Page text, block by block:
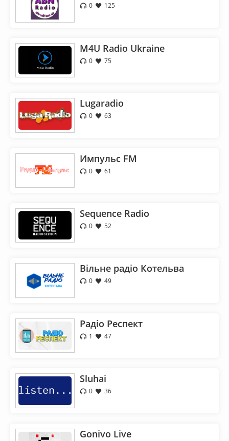
0 125
M4U Radio Ukraine
0 75
Lugaradio
0 63
Импульс FM
0 61
Sequence Radio
0 52
Вільне радіо Котельва
0 49
Радіо Респект
1 47
Sluhai
0 36
Gonivo Live